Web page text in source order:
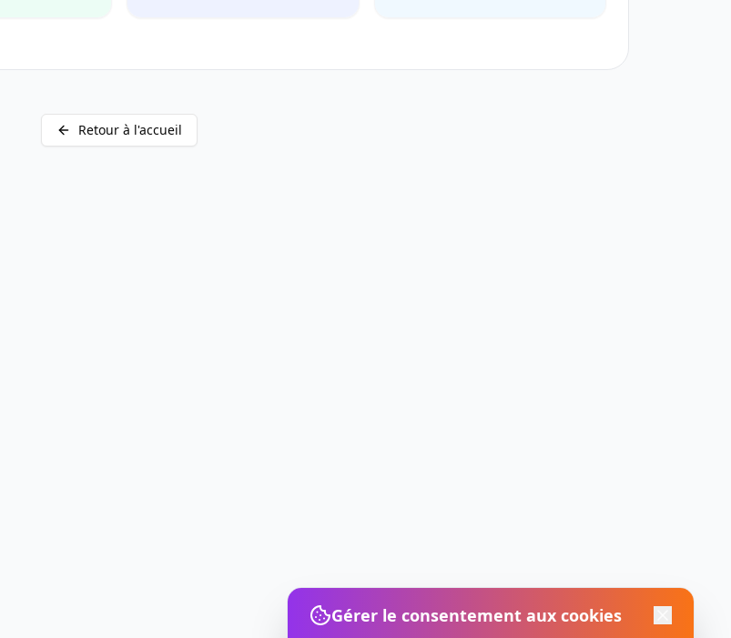
Retour à l'accueil
Gérer le consentement aux cookies